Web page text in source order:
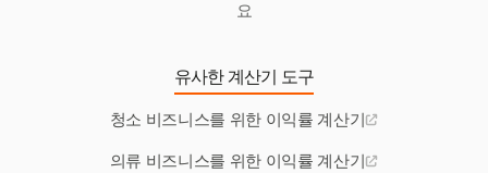
요
유사한 계산기 도구
청소 비즈니스를 위한 이익률 계산기
의류 비즈니스를 위한 이익률 계산기